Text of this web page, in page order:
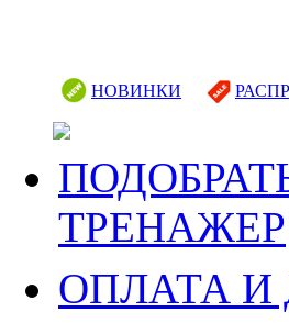
НОВИНКИ
ТРЕНАЖЕР
ОПЛАТА И